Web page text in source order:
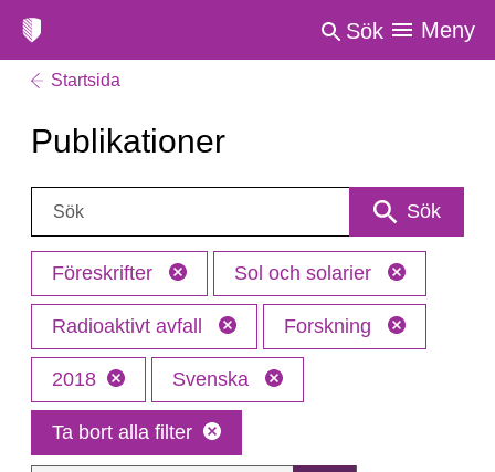
Sök Meny
Startsida
Publikationer
Sök: Sök
Föreskrifter Sol och solarier
Radioaktivt avfall Forskning
2018 Svenska
Ta bort alla filter